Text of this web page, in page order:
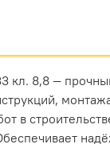
кл. 8,8 —
в